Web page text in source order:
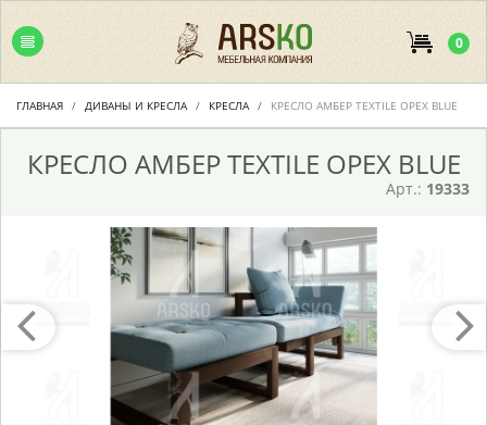
0
ГЛАВНАЯ ДИВАНЫ И КРЕСЛА КРЕСЛА КРЕСЛО АМБЕР TEXTILE ОРЕХ BLUE
КРЕСЛО АМБЕР TEXTILE ОРЕХ BLUE
Арт.: 19333